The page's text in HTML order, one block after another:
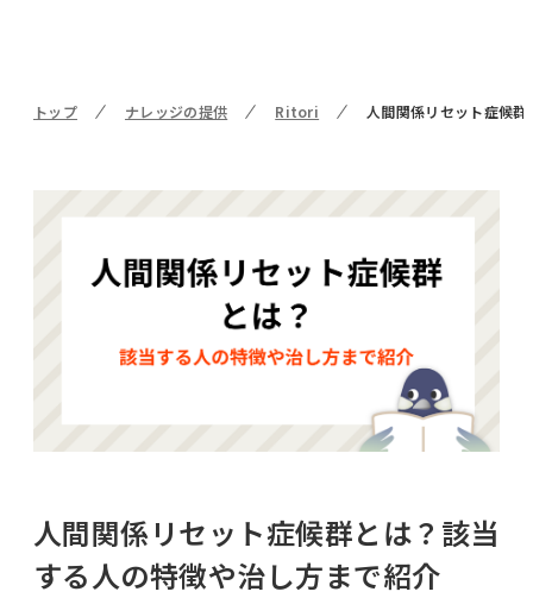
トップ ナレッジの提供 Ritori 人間関係リセット症候
人間関係リセット症候群とは？該当
する人の特徴や治し方まで紹介